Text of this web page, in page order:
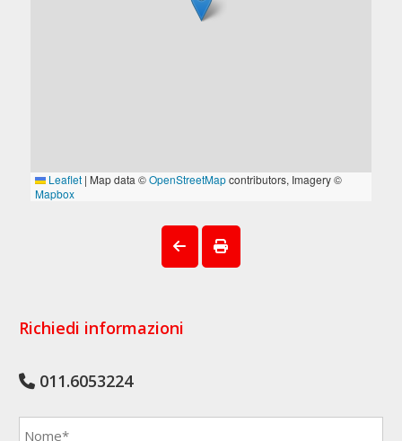
Richiedi informazioni
011.6053224